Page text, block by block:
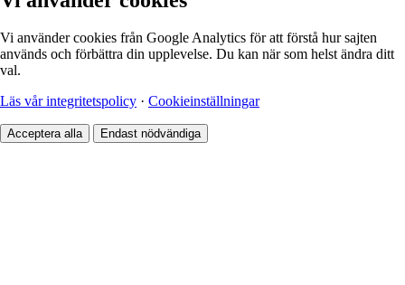
Vi använder cookies från Google Analytics för att förstå hur sajten
används och förbättra din upplevelse. Du kan när som helst ändra ditt
val.
Läs vår integritetspolicy · Cookieinställningar
Acceptera alla Endast nödvändiga